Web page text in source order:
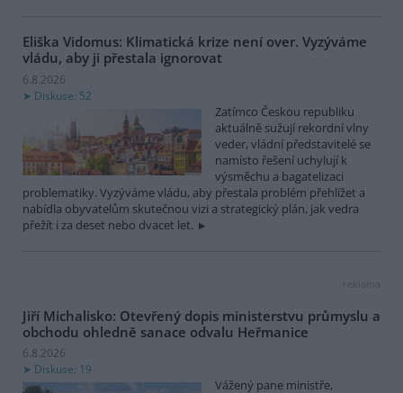
Eliška Vidomus: Klimatická krize není over. Vyzýváme
vládu, aby ji přestala ignorovat
6.8.2026
Diskuse: 52
Zatímco Českou republiku
aktuálně sužují rekordní vlny
veder, vládní představitelé se
namísto řešení uchylují k
výsměchu a bagatelizaci
problematiky. Vyzýváme vládu, aby přestala problém přehlížet a
nabídla obyvatelům skutečnou vizi a strategický plán, jak vedra
přežít i za deset nebo dvacet let.
reklama
Jiří Michalisko: Otevřený dopis ministerstvu průmyslu a
obchodu ohledně sanace odvalu Heřmanice
6.8.2026
Diskuse: 19
Vážený pane ministře,